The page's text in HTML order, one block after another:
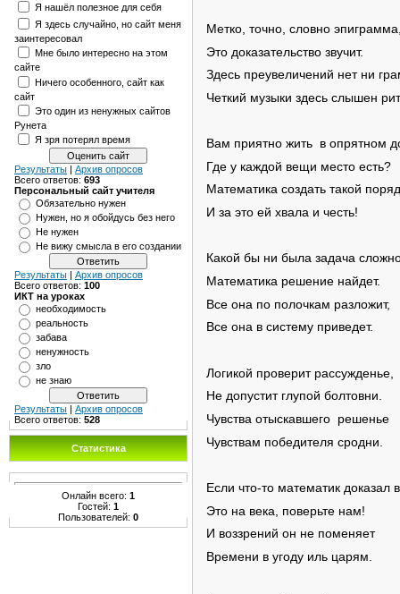
Я нашёл полезное для себя
Я здесь случайно, но сайт меня
заинтересовал
Мне было интересно на этом
сайте
Ничего особенного, сайт как
сайт
Это один из ненужных сайтов
Рунета
Я зря потерял время
Результаты | Архив опросов
Всего ответов: 693
Персональный сайт учителя
Обязательно нужен
Нужен, но я обойдусь без него
Не нужен
Не вижу смысла в его создании
Результаты | Архив опросов
Всего ответов: 100
ИКТ на уроках
необходимость
реальность
забава
ненужность
зло
не знаю
Результаты | Архив опросов
Всего ответов: 528
Статистика
Онлайн всего: 1
Гостей: 1
Пользователей: 0
Метко, точно, словно
Это доказательство звучит.
Здесь преувеличений нет ни
Четкий музыки здесь слышен
Вам приятно жить в опрятном
Где у каждой вещи место есть?
Математика создать такой
И за это ей хвала и честь!
Какой бы ни была задача
Математика решение найдет.
Все она по полочкам разложит,
Все она в систему приведет.
Логикой проверит рассужденье,
Не допустит глупой болтовни.
Чувства отыскавшего решенье
Чувствам победителя сродни.
Если что-то математик доказал
Это на века, поверьте нам!
И воззрений он не поменяет
Времени в угоду иль царям.